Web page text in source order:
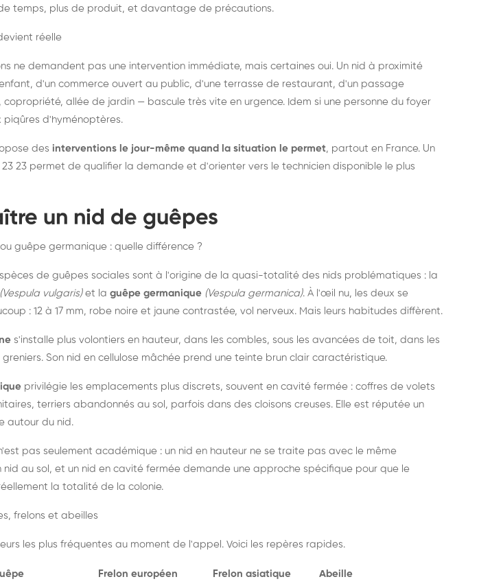
temps, plus de produit, et davantage de précautions.
réelle
ne demandent pas une intervention immédiate, mais certaines oui. Un nid à proximité
d'un commerce ouvert au public, d'une terrasse de restaurant, d'un passage
allée de jardin — bascule très vite en urgence. Idem si une personne du foyer
d'hyménoptères.
des interventions le jour-même quand la situation le permet, partout en France. Un
23 23 permet de qualifier la demande et d'orienter vers le technicien disponible le plus
un nid de guêpes
guêpe germanique : quelle différence ?
de guêpes sociales sont à l'origine de la quasi-totalité des nids problématiques : la
(Vespula vulgaris)et la guêpe germanique (Vespula germanica). À l'œil nu, les deux se
: 12 à 17 mm, robe noire et jaune contrastée, vol nerveux. Mais leurs habitudes diffèrent.
s'installe plus volontiers en hauteur, dans les combles, sous les avancées de toit, dans les
Son nid en cellulose mâchée prend une teinte brun clair caractéristique.
privilégie les emplacements plus discrets, souvent en cavité fermée : coffres de volets
terriers abandonnés au sol, parfois dans des cloisons creuses. Elle est réputée un
autour du nid.
pas seulement académique : un nid en hauteur ne se traite pas avec le même
nid au sol, et un nid en cavité fermée demande une approche spécifique pour que le
la totalité de la colonie.
frelons et abeilles
les plus fréquentes au moment de l'appel. Voici les repères rapides.
Frelon européen Frelon asiatique
Abeille